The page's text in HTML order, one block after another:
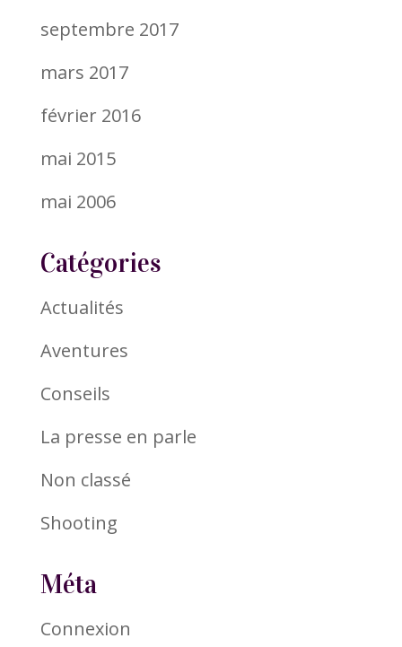
septembre 2017
mars 2017
février 2016
mai 2015
mai 2006
Catégories
Actualités
Aventures
Conseils
La presse en parle
Non classé
Shooting
Méta
Connexion